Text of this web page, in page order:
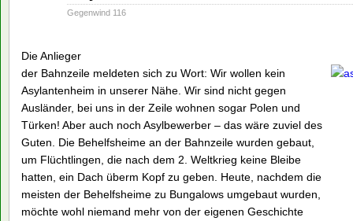
Gegenwind 116
Die Anlieger
der Bahnzeile meldeten sich zu Wort: Wir wollen kein
Asylantenheim in unserer Nähe. Wir sind nicht gegen
Ausländer, bei uns in der Zeile wohnen sogar Polen und
Türken! Aber auch noch Asylbewerber – das wäre zuviel des
Guten. Die Behelfsheime an der Bahnzeile wurden gebaut,
um Flüchtlingen, die nach dem 2. Weltkrieg keine Bleibe
hatten, ein Dach überm Kopf zu geben. Heute, nachdem die
meisten der Behelfsheime zu Bungalows umgebaut wurden,
möchte wohl niemand mehr von der eigenen Geschichte